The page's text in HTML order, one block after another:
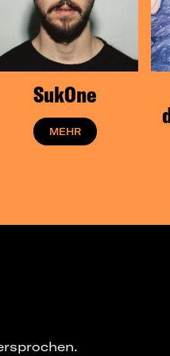
SukOne
MEHR